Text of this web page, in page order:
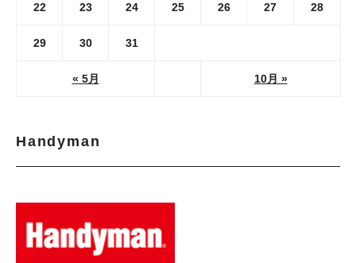
« 5月 10月 »
22 23 24 25 26 27 28
29 30 31
Handyman